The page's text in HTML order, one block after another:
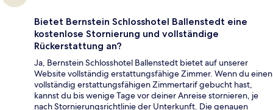
Bietet Bernstein Schlosshotel Ballenstedt eine
kostenlose Stornierung und vollständige
Rückerstattung an?
Ja, Bernstein Schlosshotel Ballenstedt bietet auf unserer
Website vollständig erstattungsfähige Zimmer. Wenn du einen
vollständig erstattungsfähigen Zimmertarif gebucht hast,
kannst du bis wenige Tage vor deiner Anreise stornieren, je
nach Stornierungsrichtlinie der Unterkunft. Die genauen